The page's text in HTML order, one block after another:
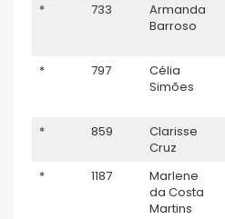
* 733
Armanda
Barroso
* 797
Célia
Simões
* 859
Clarisse
Cruz
* 1187
Marlene
da Costa
Martins